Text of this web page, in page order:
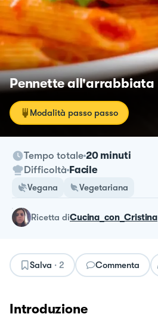
Pennette all'arrabbiata
Modalità passo passo
Tempo totale 20 minuti
Difficoltà Facile
Vegana Vegetariana
ricetta diCucina_con_Cristina
Salva · 2 Commenta
Introduzione